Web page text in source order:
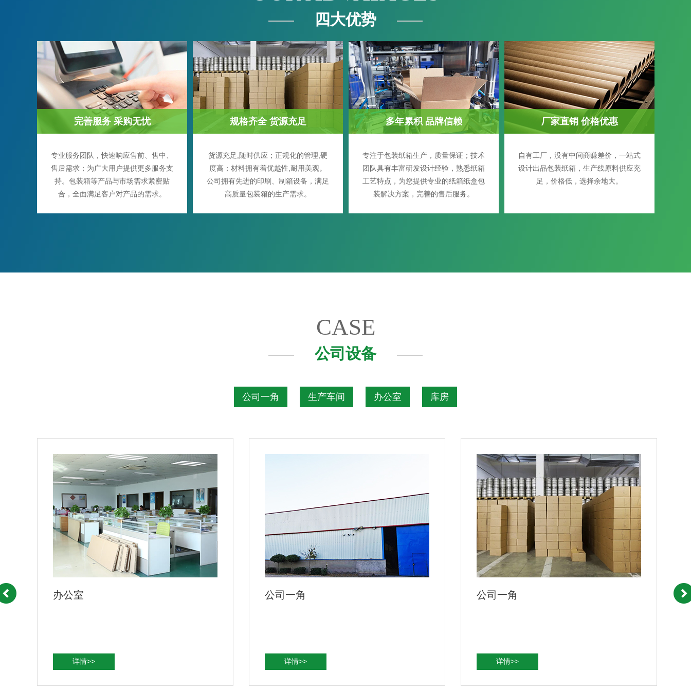
四大优势
完善服务 采购无忧
专业服务团队，快速响应售前、售中、
售后需求；为广大用户提供更多服务支
持。包装箱等产品与市场需求紧密贴
合，全面满足客户对产品的需求。
规格齐全 货源充足
货源充足,随时供应；正规化的管理,硬
度高；材料拥有着优越性,耐用美观。
公司拥有先进的印刷、制箱设备，满足
高质量包装箱的生产需求。
多年累积 品牌信赖
专注于包装纸箱生产，质量保证；技术
团队具有丰富研发设计经验，熟悉纸箱
工艺特点，为您提供专业的纸箱纸盒包
装解决方案，完善的售后服务。
厂家直销 价格优惠
自有工厂，没有中间商赚差价，一站式
设计出品包装纸箱，生产线原料供应充
足，价格低，选择余地大。
CASE
公司设备
公司一角 生产车间 办公室 库房
公司一角
详情>>
公司一角
详情>>
公司一角
详情>>